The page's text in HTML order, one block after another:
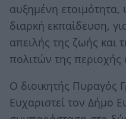
αυξημένη
διαρκή εκπαίδευση,
απειλής της ζωής και
πολιτών της περιοχής
Ο διοικητής Πυραγός
Ευχαριστεί τον Δήμο